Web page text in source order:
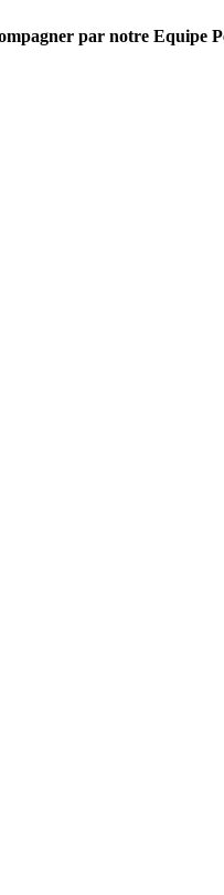
par notre Equipe